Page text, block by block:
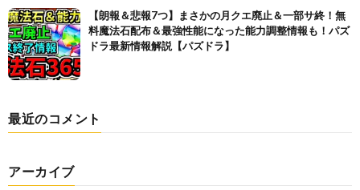
【朗報＆悲報7つ】まさかの月クエ廃止＆一部サ終！無
料魔法石配布＆最強性能になった能力調整情報も！パズ
ドラ最新情報解説【パズドラ】
最近のコメント
アーカイブ